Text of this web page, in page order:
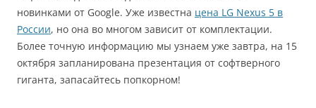
новинками от Google. Уже известна цена LG Nexus 5 в
России, но она во многом зависит от комплектации.
Более точную информацию мы узнаем уже завтра, на 15
октября запланирована презентация от софтверного
гиганта, запасайтесь попкорном!